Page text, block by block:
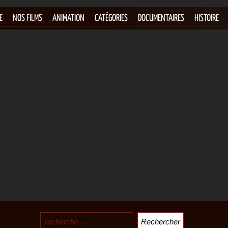
NOS FILMS ANIMATION CATÉGORIES DOCUMENTAIRES HISTOIRE